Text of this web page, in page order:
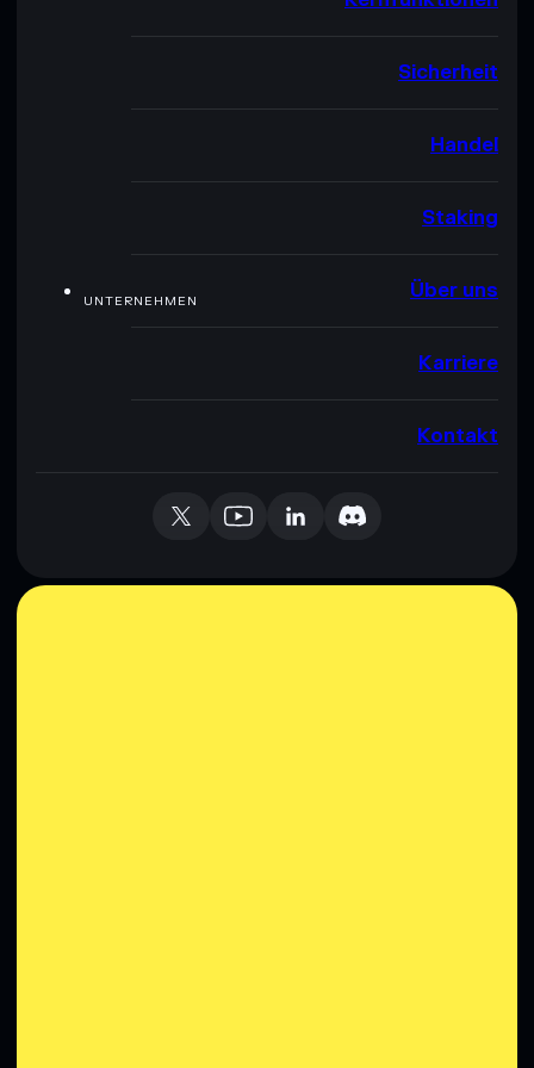
Sicherheit
Handel
Staking
UNTERNEHMEN Über uns
Karriere
Kontakt